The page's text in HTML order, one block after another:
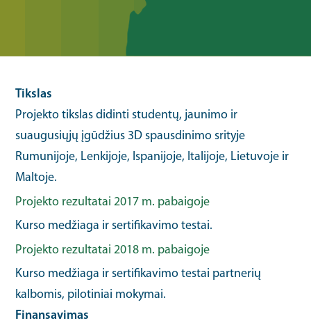
Tikslas
Projekto tikslas didinti studentų, jaunimo ir
suaugusiųjų įgūdžius 3D spausdinimo srityje
Rumunijoje, Lenkijoje, Ispanijoje, Italijoje, Lietuvoje ir
Maltoje.
Projekto rezultatai 2017 m. pabaigoje
Kurso medžiaga ir sertifikavimo testai.
Projekto rezultatai 2018 m. pabaigoje
Kurso medžiaga ir sertifikavimo testai partnerių
kalbomis, pilotiniai mokymai.
Finansavimas